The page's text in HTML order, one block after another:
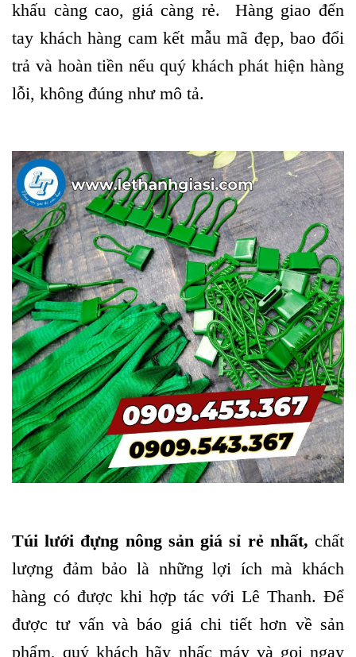
khấu càng cao, giá càng rẻ. Hàng giao đến
tay khách hàng cam kết mẫu mã đẹp, bao đổi
trả và hoàn tiền nếu quý khách phát hiện hàng
lỗi, không đúng như mô tả.
Túi lưới đựng nông sản giá sỉ rẻ nhất,chất
lượng đảm bảo là những lợi ích mà khách
hàng có được khi hợp tác với Lê Thanh. Để
được tư vấn và báo giá chi tiết hơn về sản
phẩm, quý khách hãy nhấc máy và gọi ngay